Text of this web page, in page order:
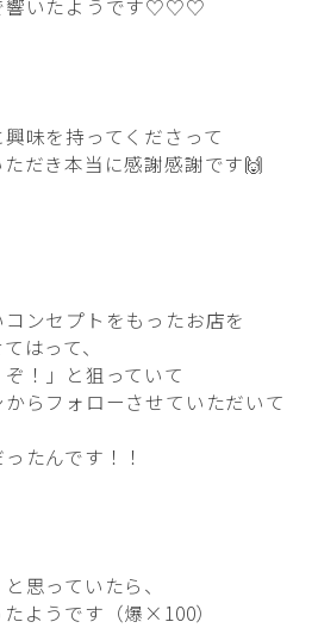
響いたようです♡♡♡
味を持ってくださって
だき本当に感謝感謝です🙌
ンセプトをもったお店を
はって、
ぞ！」と狙っていて
らフォローさせていただいて
たんです！！
思っていたら、
ようです（爆×100）